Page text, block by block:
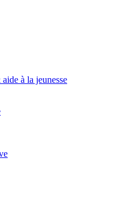
à la jeunesse